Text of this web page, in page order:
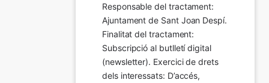
Responsable del tractament:
Ajuntament de Sant Joan Despí.
Finalitat del tractament:
Subscripció al butlletí digital
(newsletter). Exercici de drets
dels interessats: D’accés,